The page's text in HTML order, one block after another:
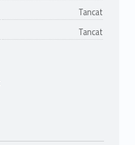
Tancat
Tancat